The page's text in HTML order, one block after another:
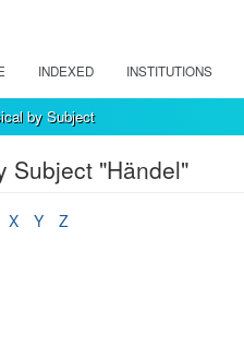
INDEXED INSTITUTIONS
by Subject
Subject "Händel"
X Y
Z